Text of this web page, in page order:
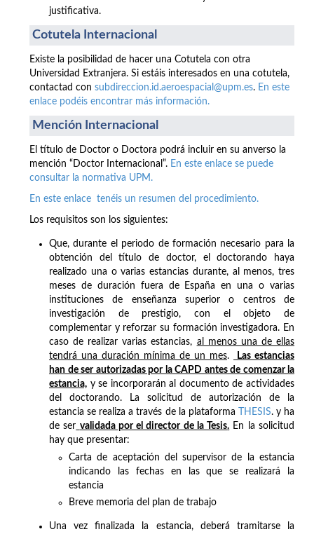
justificativa.
Cotutela Internacional
Existe la posibilidad de hacer una Cotutela con otra
Universidad Extranjera. Si estáis interesados en una cotutela,
contactad con subdireccion.id.aeroespacial@upm.es. En este
enlace podéis encontrar más información.
Mención Internacional
El título de Doctor o Doctora podrá incluir en su anverso la
mención “Doctor Internacional”. En este enlace se puede
consultar la normativa UPM.
En este enlace tenéis un resumen del procedimiento.
Los requisitos son los siguientes:
Que, durante el periodo de formación necesario para la
obtención del título de doctor, el doctorando haya
realizado una o varias estancias durante, al menos, tres
meses de duración fuera de España en una o varias
instituciones de enseñanza superior o centros de
investigación de prestigio, con el objeto de
complementar y reforzar su formación investigadora. En
caso de realizar varias estancias, al menos una de ellas
tendrá una duración mínima de un mes.
Las estancias
han de ser autorizadas por la CAPD antes de comenzar la
estancia, y se incorporarán al documento de actividades
del doctorando. La solicitud de autorización de la
estancia se realiza a través de la plataforma
THESIS. y ha
de ser validada por el director de la Tesis. En la solicitud
hay que presentar:
Carta de aceptación del supervisor de la estancia
indicando las fechas en las que se realizará la
estancia
Breve memoria del plan de trabajo
Una vez finalizada la estancia, deberá tramitarse la